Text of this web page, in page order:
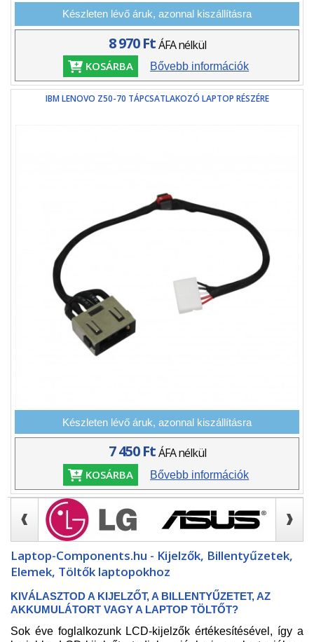
Készleten lévő áruk, azonnal kiszállításra
8 970 FtÁFA nélkül
KOSÁRBA Bővebb információk
IBM LENOVO Z50-70 TÁPCSATLAKOZÓ LAPTOP RÉSZÉRE
Készleten lévő áruk, azonnal kiszállításra
7 450 FtÁFA nélkül
KOSÁRBA Bővebb információk
Laptop-Components.hu - Kijelzők, Billentyűzetek,
Elemek, Töltők laptopokhoz
KIVÁLASZTOD A KIJELZŐT, A BILLENTYŰZETET, AZ
AKKUMULÁTORT VAGY A LAPTOP TÖLTŐT?
Sok éve foglalkozunk LCD-kijelzők értékesítésével, így a